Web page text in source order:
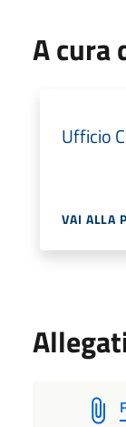
A cura
Ufficio
VAI ALLA